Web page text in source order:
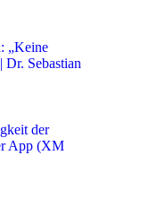
„Keine
Dr. Sebastian
der
App (XM